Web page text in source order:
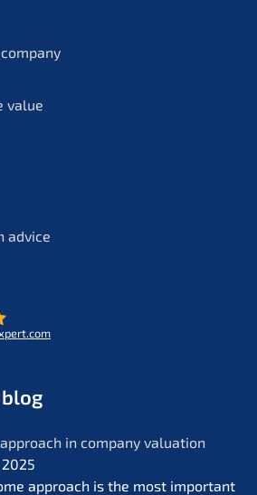
value
advice
in compa­ny valua­ti­on
approach is the most important